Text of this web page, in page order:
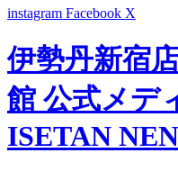
instagram Facebook X
伊勢丹新宿
館 公式メデ
ISETAN